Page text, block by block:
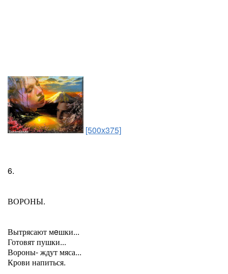
[500x375]
6.
ВОРОНЫ.
Вытрясают мeшки...
Готовят пушки...
Вороны- ждут мяса...
Крови напиться.